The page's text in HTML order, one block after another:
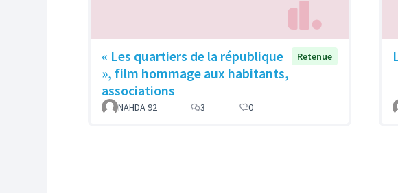
« Les quartiers de la république
», film hommage aux habitants,
associations
Retenue
NAHDA 92 3 0